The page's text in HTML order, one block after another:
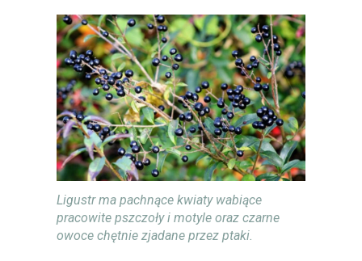
Ligustr ma pachnące kwiaty wabiące
pracowite pszczoły i motyle oraz czarne
owoce chętnie zjadane przez ptaki.